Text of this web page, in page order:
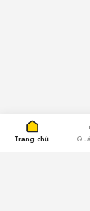
Trang chủ